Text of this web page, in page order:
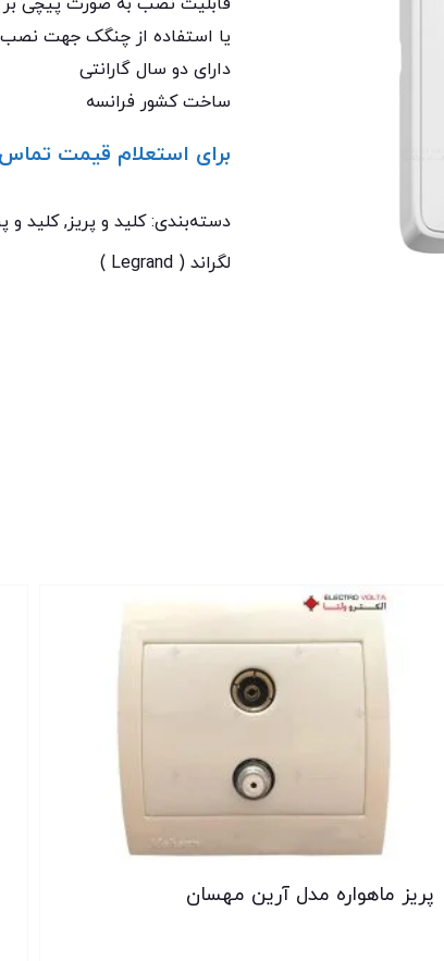
یا استفاده از چنگک جهت نصب
دارای دو سال گارانتی
ساخت کشور فرانسه
برای استعلام قیمت
دسته‌بندی:کلید و پریز,کلید و
لگراند ( Legrand )
پریز ماهواره مدل آرین مهسان